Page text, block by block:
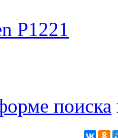
P1221
поиска